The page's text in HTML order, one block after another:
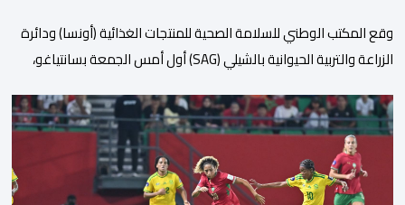
وقع المكتب الوطني للسلامة الصحية للمنتجات الغذائية (أونسا) ودائرة
الزراعة والتربية الحيوانية بالشيلي (SAG) أول أمس الجمعة بسانتياغو،
والصحة الحيوانية. وسيمكن هذا البروتوكول الذي تم توقيعه بحضور
مسؤولين عن السلطات الشيلية، وممثلين عن القطاع الخاص ومن
أوساط التصدير، من مواءمة الإجراءات الصحية، والصحية النباتية المطبقة
على […]